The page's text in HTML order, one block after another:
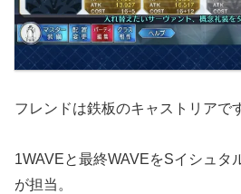
フレンドは鉄板のキャストリアで
1WAVEと最終WAVEをSイシュタ
が担当。